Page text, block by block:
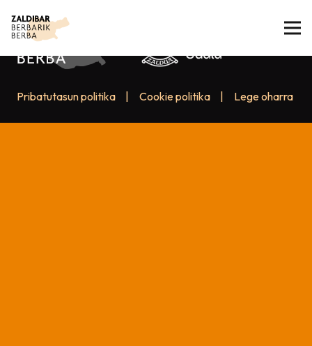
Pribatutasun politika Cookie politika Lege oharra